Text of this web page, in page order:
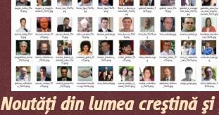
Noutăţi din lumea creştină